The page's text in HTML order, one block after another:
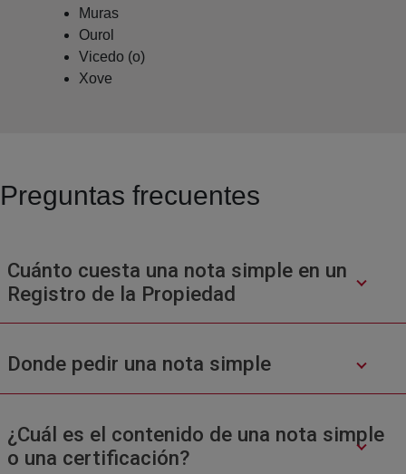
Muras
Ourol
Vicedo (o)
Xove
Preguntas frecuentes
Cuánto cuesta una nota simple en un
Registro de la Propiedad
Donde pedir una nota simple
¿Cuál es el contenido de una nota simple
o una certificación?